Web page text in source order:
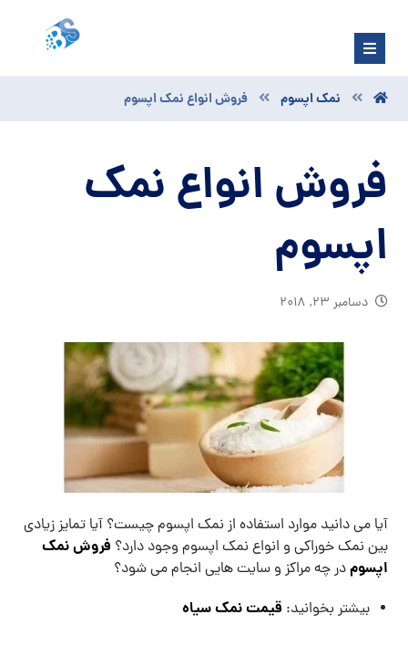
نمک اپسوم فروش انواع نمک اپسوم
فروش انواع نمک
اپسوم
دسامبر ۲۳, ۲۰۱۸
آیا می دانید موارد استفاده از نمک اپسوم چیست؟ آیا تمایز زیادی
بین نمک خوراکی و انواع نمک اپسوم وجود دارد؟ فروش نمک
اپسومدر چه مراکز و سایت هایی انجام می شود؟
بیشتر بخوانید: قیمت نمک سیاه